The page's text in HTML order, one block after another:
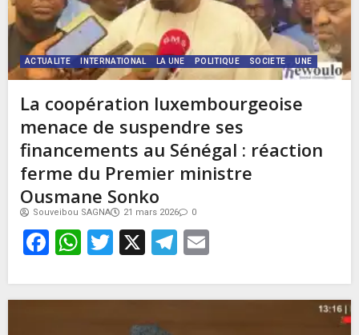
ACTUALITE INTERNATIONAL LA UNE POLITIQUE SOCIETE UNE
La coopération luxembourgeoise
menace de suspendre ses
financements au Sénégal : réaction
ferme du Premier ministre
Ousmane Sonko
Souveibou SAGNA 21 mars 2026 0
Facebook
WhatsApp
Twitter
X Telegram